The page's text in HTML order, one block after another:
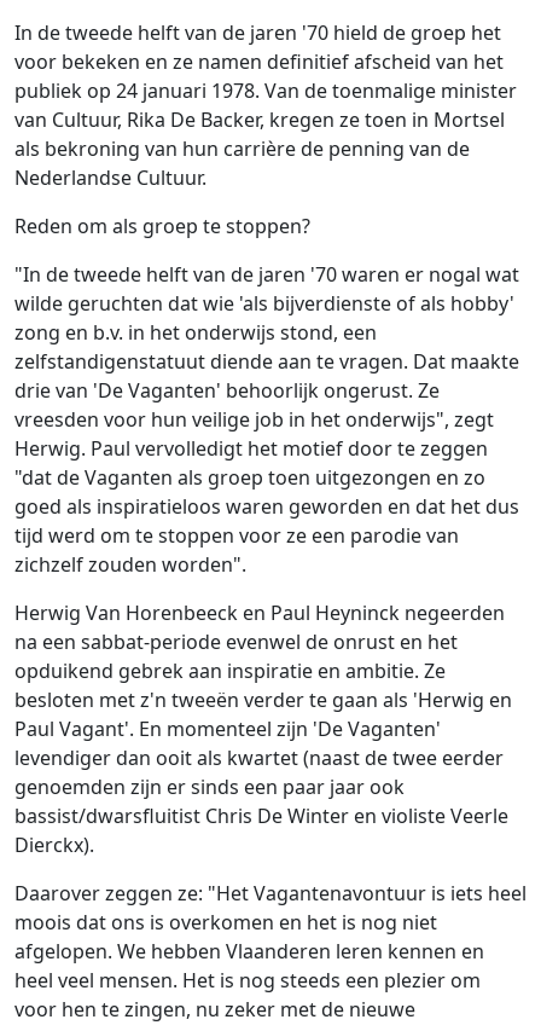
In de tweede helft van de jaren '70 hield de groep het
voor bekeken en ze namen definitief afscheid van het
publiek op 24 januari 1978. Van de toenmalige minister
van Cultuur, Rika De Backer, kregen ze toen in Mortsel
als bekroning van hun carrière de penning van de
Nederlandse Cultuur.
Reden om als groep te stoppen?
"In de tweede helft van de jaren '70 waren er nogal wat
wilde geruchten dat wie 'als bijverdienste of als hobby'
zong en b.v. in het onderwijs stond, een
zelfstandigenstatuut diende aan te vragen. Dat maakte
drie van 'De Vaganten' behoorlijk ongerust. Ze
vreesden voor hun veilige job in het onderwijs", zegt
Herwig. Paul vervolledigt het motief door te zeggen
"dat de Vaganten als groep toen uitgezongen en zo
goed als inspiratieloos waren geworden en dat het dus
tijd werd om te stoppen voor ze een parodie van
zichzelf zouden worden".
Herwig Van Horenbeeck en Paul Heyninck negeerden
na een sabbat-periode evenwel de onrust en het
opduikend gebrek aan inspiratie en ambitie. Ze
besloten met z'n tweeën verder te gaan als 'Herwig en
Paul Vagant'. En momenteel zijn 'De Vaganten'
levendiger dan ooit als kwartet (naast de twee eerder
genoemden zijn er sinds een paar jaar ook
bassist/dwarsfluitist Chris De Winter en violiste Veerle
Dierckx).
Daarover zeggen ze: "Het Vagantenavontuur is iets heel
moois dat ons is overkomen en het is nog niet
afgelopen. We hebben Vlaanderen leren kennen en
heel veel mensen. Het is nog steeds een plezier om
voor hen te zingen, nu zeker met de nieuwe